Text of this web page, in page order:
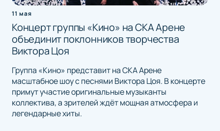
11 мая
Концерт группы «Кино» на СКА Арене
объединит поклонников творчества
Виктора Цоя
Группа «Кино» представит на СКА Арене
масштабное шоу с песнями Виктора Цоя. В концерте
примут участие оригинальные музыканты
коллектива, а зрителей ждёт мощная атмосфера и
легендарные хиты.